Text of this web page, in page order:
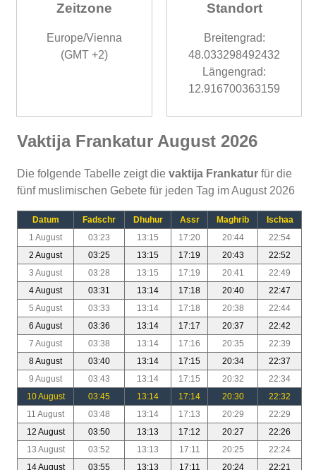
Zeitzone
Europe/Vienna
(GMT +2)
Standort
Breitengrad:
48.033298492432
Längengrad:
12.916700363159
Vaktija Frankatur August 2026
Die folgende Tabelle zeigt die vaktija Frankatur für die
fünf muslimischen Gebete für jeden Tag im August 2026
Datum Fadschr Dhuhur Assr Maghrib
Ischaa
1 August
03:23 13:15 17:20 20:44
22:54
2 August
03:25 13:15 17:19 20:43
22:52
3 August
03:28 13:15 17:19 20:41
22:49
4 August
03:31 13:14 17:18 20:40
22:47
5 August
03:33 13:14 17:18 20:38
22:44
6 August
03:36 13:14 17:17 20:37
22:42
7 August
03:38 13:14 17:16 20:35
22:39
8 August
03:40 13:14 17:15 20:34
22:37
9 August
03:43 13:14 17:15 20:32
22:34
10 August
03:45 13:14 17:14 20:30
22:32
11 August
03:48 13:14 17:13 20:29
22:29
12 August
03:50 13:13 17:12 20:27
22:26
13 August
03:52 13:13 17:11 20:25
22:24
14 August
03:55 13:13 17:11 20:24 22:21